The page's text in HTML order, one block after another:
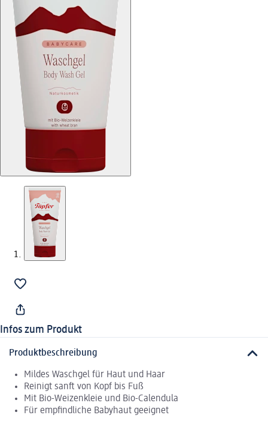
Infos zum Produkt
Produktbeschreibung
Mildes Waschgel für Haut und Haar
Reinigt sanft von Kopf bis Fuß
Mit Bio-Weizenkleie und Bio-Calendula
Für empfindliche Babyhaut geeignet